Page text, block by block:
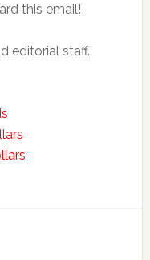
this email!
editorial staff.